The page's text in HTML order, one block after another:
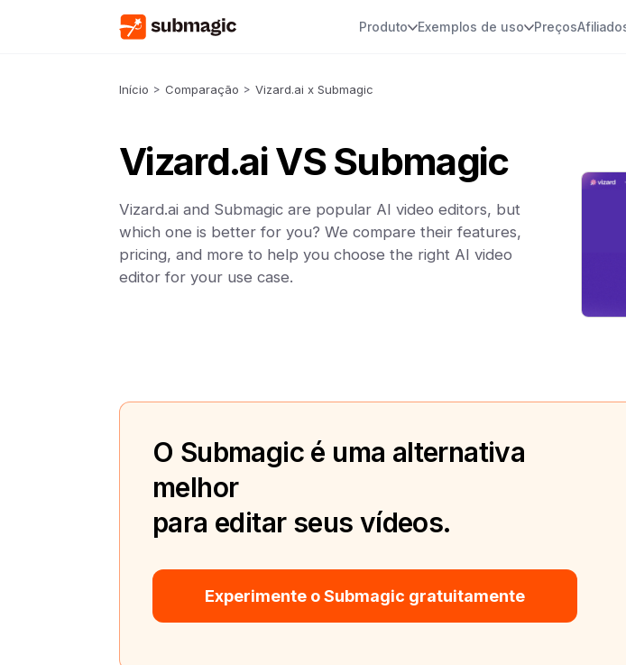
Produto Exemplos de uso Preços
Início > Comparação > Vizard.ai x Submagic
Vizard.ai VS Submagic
Vizard.ai and Submagic are popular AI video editors, but
which one is better for you? We compare their features,
pricing, and more to help you choose the right AI video
editor for your use case.
O Submagic é uma alternativa
melhor
para editar seus vídeos.
Experimente o Submagic gratuitamente